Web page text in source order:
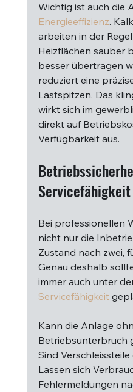
Wichtig ist auch die
Energieeffizienz.
arbeiten in der
Heizflächen sauber
besser übertragen
reduziert eine
Lastspitzen. Das
wirkt sich im
direkt auf
Verfügbarkeit aus.
Servicefähigkeit
Bei professionellen
nicht nur die
Zustand nach zwei,
Genau deshalb
immer auch unter
Servicefähigkeit
Kann die Anlage
Betriebsunterbruch
Sind
Lassen sich
Fehlermeldungen